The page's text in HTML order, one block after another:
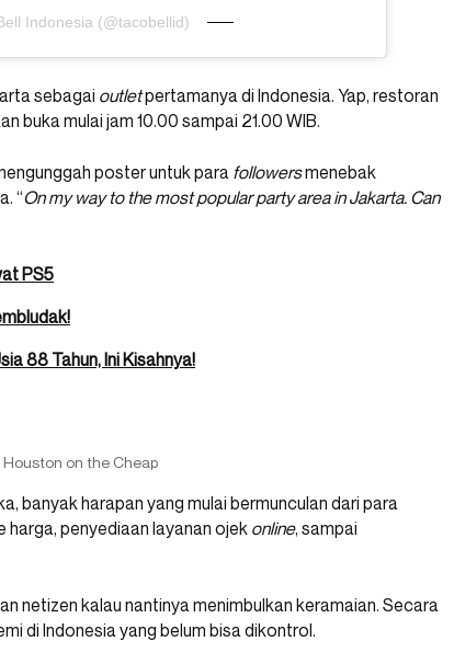
Indonesia (@tacobellid)
sebagai outletpertamanya di Indonesia. Yap, restoran
buka mulai jam 10.00 sampai 21.00 WIB.
poster untuk para followersmenebak
“On my way to the most popular party area in Jakarta. Can
PS5
88 Tahun, Ini Kisahnya!
Houston on the Cheap
banyak harapan yang mulai bermunculan dari para
harga, penyediaan layanan ojek online, sampai
netizen kalau nantinya menimbulkan keramaian. Secara
di Indonesia yang belum bisa dikontrol.